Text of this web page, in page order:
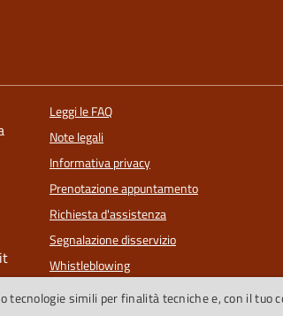
Leggi le FAQ
Note legali
Informativa privacy
Prenotazione appuntamento
Richiesta d'assistenza
Segnalazione disservizio
Whistleblowing
tecnologie simili per finalità tecniche e, con il tuo